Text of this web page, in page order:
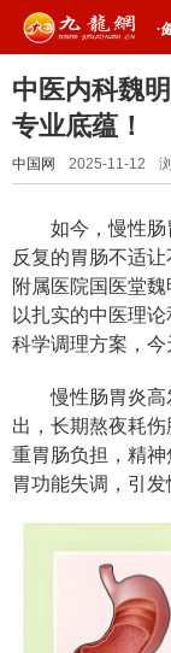
·
中医内科魏
专业底蕴！
中国网 2025-11-12
如今，慢性肠胃
反复的胃肠不适
附属医院国医堂
以扎实的中医理
科学调理方案，今
慢性肠胃炎高
出，长期熬夜耗
重胃肠负担，精神
胃功能失调，引发